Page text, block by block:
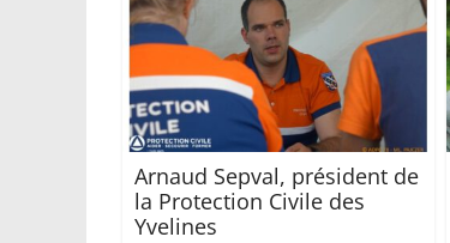
Arnaud Sepval, président de
la Protection Civile des
Yvelines